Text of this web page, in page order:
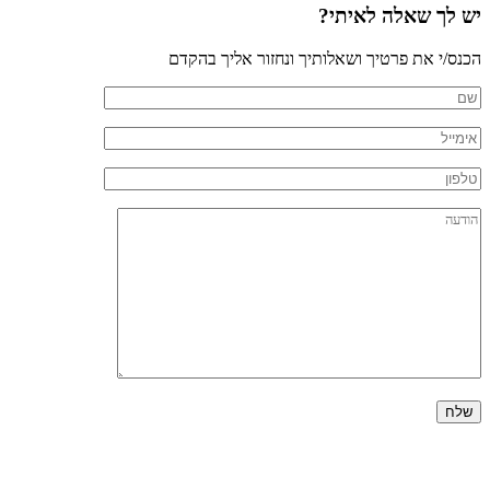
יש לך שאלה לאיתי?
הכנס/י את פרטיך ושאלותיך ונחזור אליך בהקדם